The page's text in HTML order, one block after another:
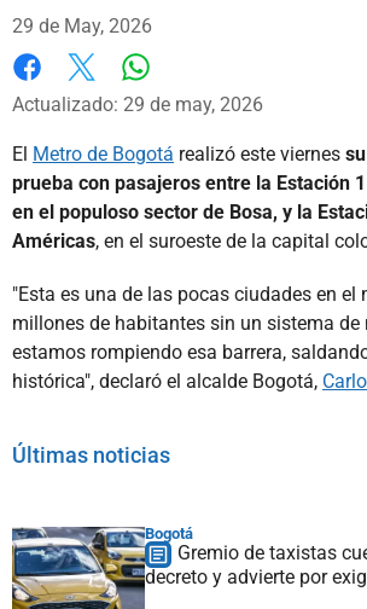
29 de May, 2026
Facebook
X
Actualizado: 29 de may, 2026
El Metro de Bogotá realizó este viernes
prueba con pasajeros entre la Estación
en el populoso sector de Bosa, y la
Américas, en el suroeste de la capital
"Esta es una de las pocas ciudades en el
millones de habitantes sin un sistema de
estamos rompiendo esa barrera,
histórica", declaró el alcalde Bogotá,
Últimas noticias
Bogotá
Gremio de taxistas
decreto y advierte por